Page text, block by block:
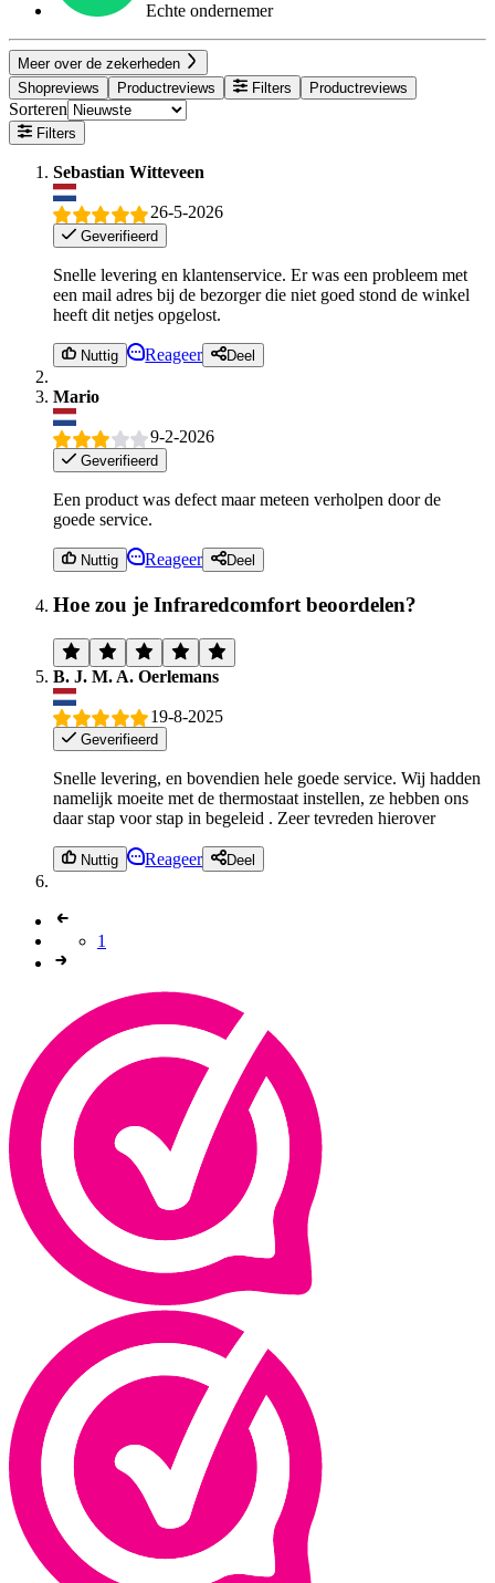
Echte ondernemer
Meer over de zekerheden
Shopreviews
Productreviews Filters Productreviews
Sorteren
Filters
Sebastian Witteveen
26-5-2026
Geverifieerd
Snelle levering en klantenservice. Er was een probleem met
een mail adres bij de bezorger die niet goed stond de winkel
heeft dit netjes opgelost.
Nuttig Reageer Deel
Mario
9-2-2026
Geverifieerd
Een product was defect maar meteen verholpen door de
goede service.
Nuttig Reageer Deel
Hoe zou je Infraredcomfort beoordelen?
B. J. M. A. Oerlemans
19-8-2025
Geverifieerd
Snelle levering, en bovendien hele goede service. Wij hadden
namelijk moeite met de thermostaat instellen, ze hebben ons
daar stap voor stap in begeleid . Zeer tevreden hierover
Nuttig Reageer Deel
1